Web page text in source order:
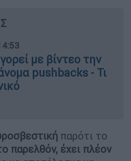
με βίντεο την
pushbacks - Τι
παρότι το
παρελθόν, έχει πλέον